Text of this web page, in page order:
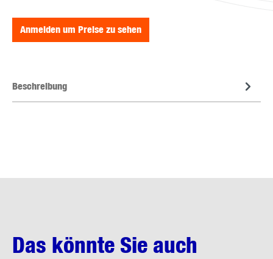
Anmelden um Preise zu sehen
Beschreibung
Das könnte Sie auch